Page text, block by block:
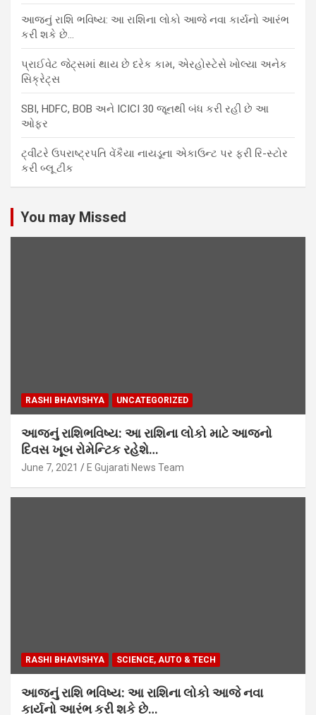
આજનું રાશિ ભવિષ્ય: આ રાશિના લોકો આજે નવા કાર્યનો આરંભ
કરી શકે છે…
પ્રાઈવેટ જેટ્સમાં થાય છે દરેક કામ, એરહોસ્ટેસે ખોલ્યા અનેક
સિક્રેટ્સ
SBI, HDFC, BOB અને ICICI 30 જૂનથી બંધ કરી રહી છે આ
ઓફર
ટ્વીટરે ઉપરાષ્ટ્રપતિ વેંકૈયા નાયડૂના એકાઉન્ટ પર ફરી રિ-સ્ટોર
કરી બ્લૂ ટીક
You may Missed
RASHI BHAVISHYA UNCATEGORIZED
આજનું રાશિભવિષ્ય: આ રાશિના લોકો માટે આજનો
દિવસ ખૂબ રોમેન્ટિક રહેશે…
June 7, 2021 E Gujarati News Team
RASHI BHAVISHYA SCIENCE, AUTO & TECH
આજનું રાશિ ભવિષ્ય: આ રાશિના લોકો આજે નવા
કાર્યનો આરંભ કરી શકે છે…